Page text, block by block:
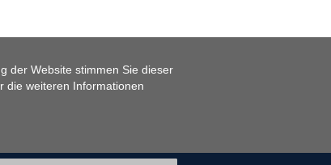
der Website stimmen Sie dieser
die weiteren Informationen